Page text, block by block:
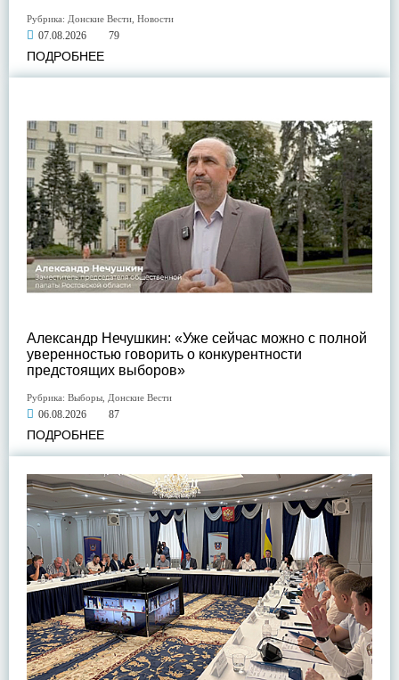
Рубрика: Донские Вести Новости
07.08.2026 79
ПОДРОБНЕЕ
Александр Нечушкин: «Уже сейчас можно с полной
уверенностью говорить о конкурентности
предстоящих выборов»
Рубрика: Выборы Донские Вести
06.08.2026 87
ПОДРОБНЕЕ